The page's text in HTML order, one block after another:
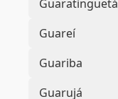
Guaratinguetá
Guareí
Guariba
Guarujá